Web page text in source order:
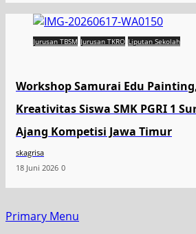
Jurusan TBSM Jurusan TKRO Liputan Sekolah
Workshop Samurai Edu
Kreativitas Siswa SMK PGRI 1
Ajang Kompetisi Jawa Timur
skagrisa
18 Juni 2026 0
Primary Menu